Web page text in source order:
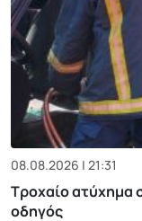
08.08.2026 | 21:31
Τροχαίο ατύχημα
οδηγός